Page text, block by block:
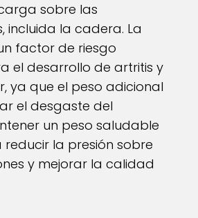
sobre las
incluida la cadera. La
factor de riesgo
el desarrollo de artritis y
ya que el peso adicional
el desgaste del
un peso saludable
la presión sobre
y mejorar la calidad